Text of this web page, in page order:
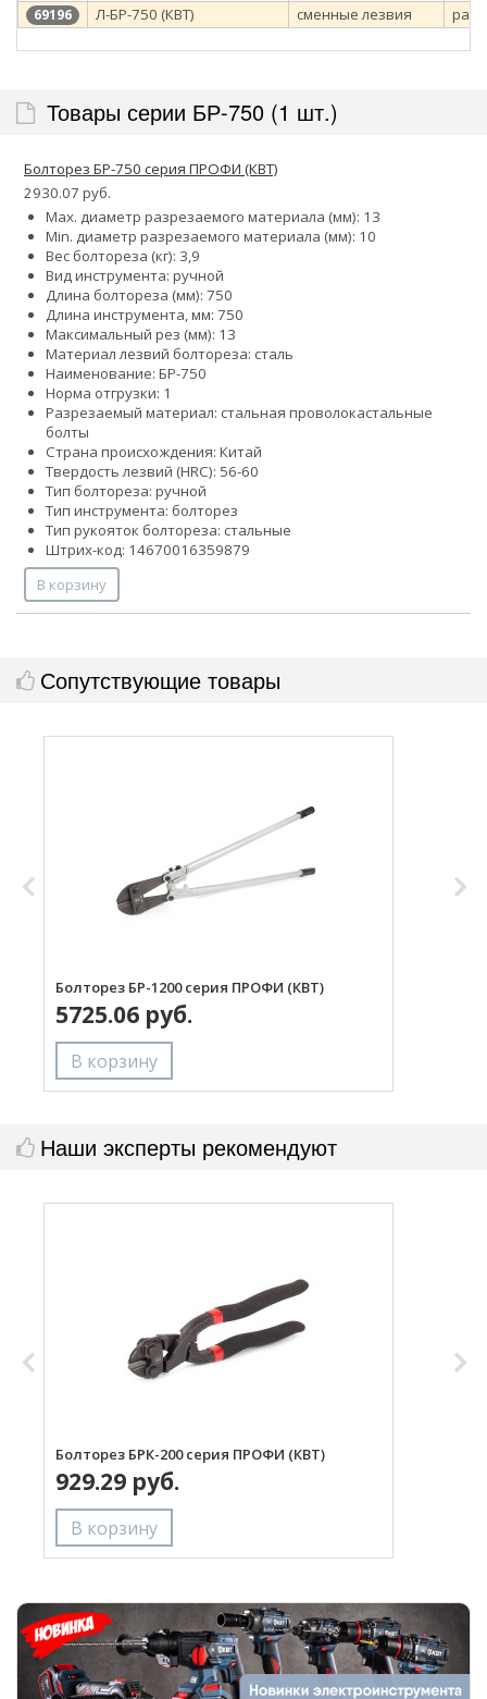
69196 Л-БР-750 (КВТ) сменные лезвия
Товары серии БР-750 (1 шт.)
Болторез БР-750 серия ПРОФИ (КВТ)
2930.07 руб.
Max. диаметр разрезаемого материала (мм): 13
Min. диаметр разрезаемого материала (мм): 10
Вес болтореза (кг): 3,9
Вид инструмента: ручной
Длина болтореза (мм): 750
Длина инструмента, мм: 750
Максимальный рез (мм): 13
Материал лезвий болтореза: сталь
Наименование: БР-750
Норма отгрузки: 1
Разрезаемый материал: стальная проволокастальные
болты
Страна происхождения: Китай
Твердость лезвий (HRC): 56-60
Тип болтореза: ручной
Тип инструмента: болторез
Тип рукояток болтореза: стальные
Штрих-код: 14670016359879
В корзину
Сопутствующие товары
Болторез БР-1200 серия ПРОФИ (КВТ)
5725.06 руб.
Наши эксперты рекомендуют
Болторез БРК-200 серия ПРОФИ (КВТ)
929.29 руб.